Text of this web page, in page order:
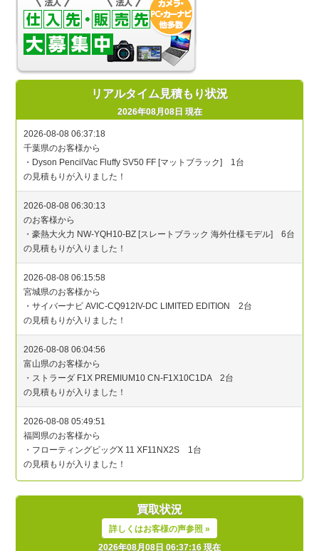
リアルタイム見積もり状況
2026年08月08日 現在
買取状況
詳しくはお客様の声参照 »
2026年08月08日 06:37:16 現在